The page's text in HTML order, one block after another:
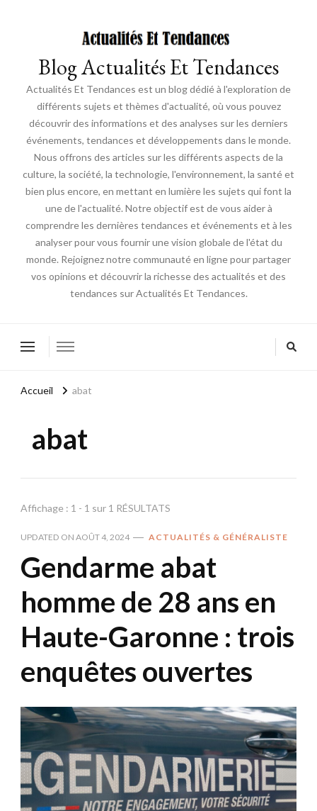
Blog Actualités Et Tendances
Actualités Et Tendances est un blog dédié à l'exploration de
différents sujets et thèmes d'actualité, où vous pouvez
découvrir des informations et des analyses sur les derniers
événements, tendances et développements dans le monde.
Nous offrons des articles sur les différents aspects de la
culture, la société, la technologie, l'environnement, la santé et
bien plus encore, en mettant en lumière les sujets qui font la
une de l'actualité. Notre objectif est de vous aider à
comprendre les dernières tendances et événements et à les
analyser pour vous fournir une vision globale de l'état du
monde. Rejoignez notre communauté en ligne pour partager
vos opinions et découvrir la richesse des actualités et des
tendances sur Actualités Et Tendances.
Accueil abat
abat
Affichage : 1 - 1 sur 1 RÉSULTATS
UPDATED ON AOÛT 4, 2024 ACTUALITÉS & GÉNÉRALISTE
Gendarme abat
homme de 28 ans en
Haute-Garonne : trois
enquêtes ouvertes